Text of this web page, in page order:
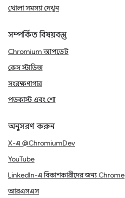
খোলা সমস্যা দেখুন
সম্পর্কিত বিষয়বস্তু
Chromium আপডেট
কেস স্টাডিজ
সংরক্ষণাগার
পডকাস্ট এবং শো
অনুসরণ করুন
X-এ @ChromiumDev
YouTube
LinkedIn-এ বিকাশকারীদের জন্য Chrome
আরএসএস